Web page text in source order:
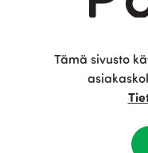
Tämä sivusto